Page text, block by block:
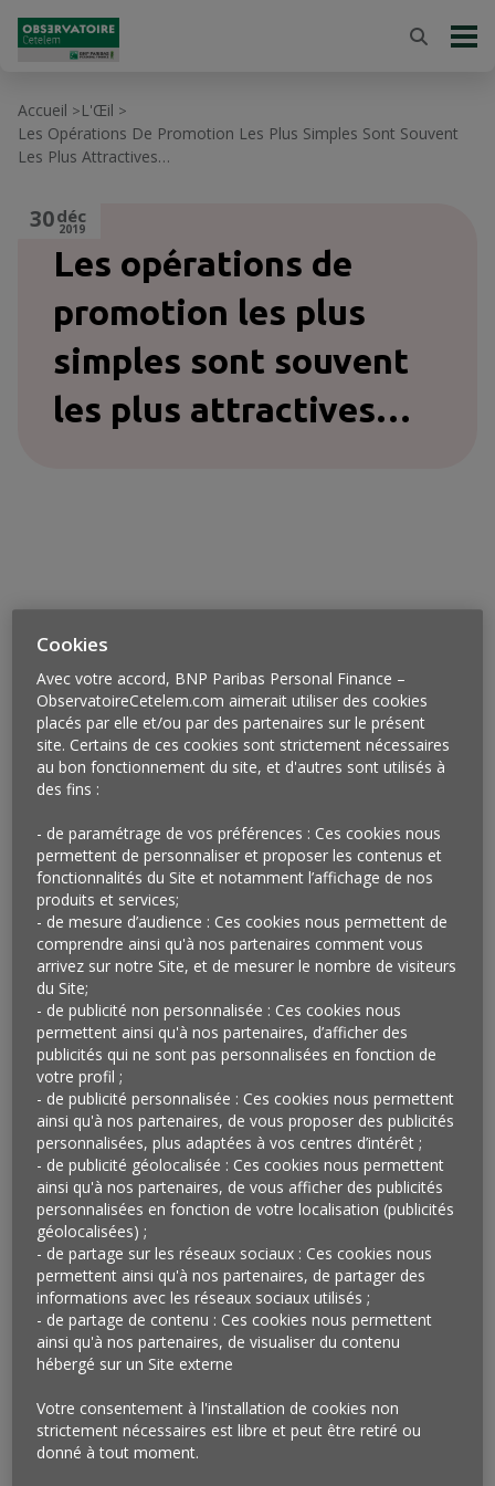
Accueil >L'Œil >
Les Opérations De Promotion Les Plus Simples Sont Souvent
Les Plus Attractives…
Les opérations de
promotion les plus
simples sont souvent
les plus attractives…
30déc
2019
Ici, ce sont ses courses que l’on peut se faire
rembourser (une chance sur dix) sur présentation à la
caisse d’un code reçu sur son smartphone via sa carte
de fidélité (Bio c’ Bon). Là, ce sont des
« matchs » à tenter avec le chauffeur de son taxi où,
pour gagner, il faut se retrouver dans le véhicule de
son chauffeur habituel (Kapten) qui, au passage,
gagnera une prime. Ailleurs, ce sont des Bandits
Manchots placés au bout des caisses et qui s’activent
sur présentation du code barre de son ticket de caisse
(Intermarché). Encore ailleurs, on peut gagner (neuf
chances sur dix cette fois) des courses gratuites, des
voyages et « des millions d’autres cadeaux » à condition
de commander régulièrement un taxi (Uber). Face à
tant de sollicitations ludiques, on peut parfois avoir
l’impression de vivre dans un parc d’attractions…
Qu’en pensez ?
Alors que toutes les enseignes imaginent des
programmes de fidélité de plus en plus sophistiqués
est intéressant de noter que les bons vieux jeux
concours avec tirages au sort n’ont pas pour autant
Cookies
Avec votre accord, BNP Paribas Personal Finance –
ObservatoireCetelem.com aimerait utiliser des cookies
placés par elle et/ou par des partenaires sur le présent
site. Certains de ces cookies sont strictement nécessaires
au bon fonctionnement du site, et d'autres sont utilisés à
des fins :
- de paramétrage de vos préférences : Ces cookies nous
permettent de personnaliser et proposer les contenus et
fonctionnalités du Site et notamment l’affichage de nos
produits et services;
- de mesure d’audience : Ces cookies nous permettent de
comprendre ainsi qu'à nos partenaires comment vous
arrivez sur notre Site, et de mesurer le nombre de visiteurs
du Site;
- de publicité non personnalisée : Ces cookies nous
permettent ainsi qu'à nos partenaires, d’afficher des
publicités qui ne sont pas personnalisées en fonction de
votre profil ;
- de publicité personnalisée : Ces cookies nous permettent
ainsi qu'à nos partenaires, de vous proposer des publicités
personnalisées, plus adaptées à vos centres d’intérêt ;
- de publicité géolocalisée : Ces cookies nous permettent
ainsi qu'à nos partenaires, de vous afficher des publicités
personnalisées en fonction de votre localisation (publicités
géolocalisées) ;
- de partage sur les réseaux sociaux : Ces cookies nous
permettent ainsi qu'à nos partenaires, de partager des
informations avec les réseaux sociaux utilisés ;
- de partage de contenu : Ces cookies nous permettent
ainsi qu'à nos partenaires, de visualiser du contenu
hébergé sur un Site externe
Votre consentement à l'installation de cookies non
strictement nécessaires est libre et peut être retiré ou
donné à tout moment.